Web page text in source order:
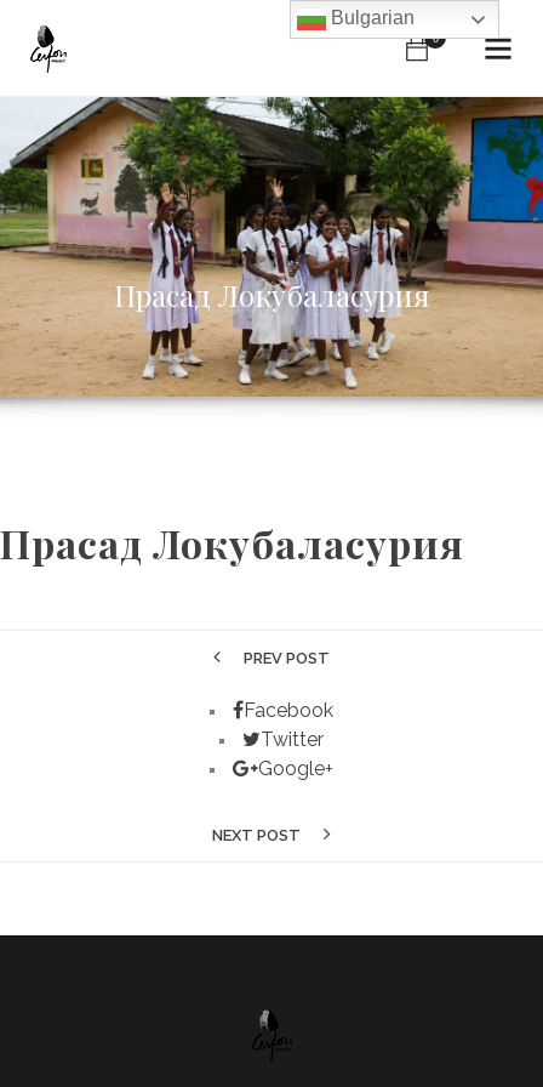
0
Прасад Локубаласурия
Прасад Локубаласурия
PREV POST
Facebook
Twitter
Google+
NEXT POST
Bulgarian